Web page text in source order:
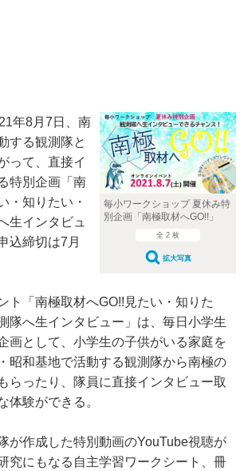
毎小ワークショップ 夏休み特
別企画「南極取材へGO!!」
全 2 枚
拡大写真
年8月7日、南
する観測隊と
って、直接イ
特別企画「南
・知りたい・
生インタビュ
込締切は7月
ト「南極取材へGO!!見たい・知りた
隊へ生インタビュー」は、毎日小学生
画として、小学生の子供がいる家庭を
昭和基地で活動する観測隊から南極の
らったり、隊員に直接インタビュー取
体験ができる。
が作成した特別動画のYouTube視聴が
究にもなる自主学習ワークシート、冊